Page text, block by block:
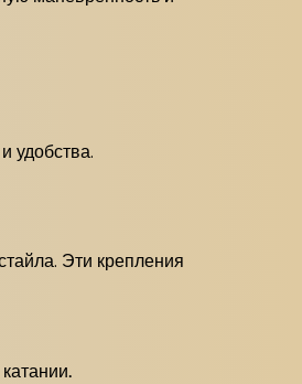
удобства.
Эти крепления